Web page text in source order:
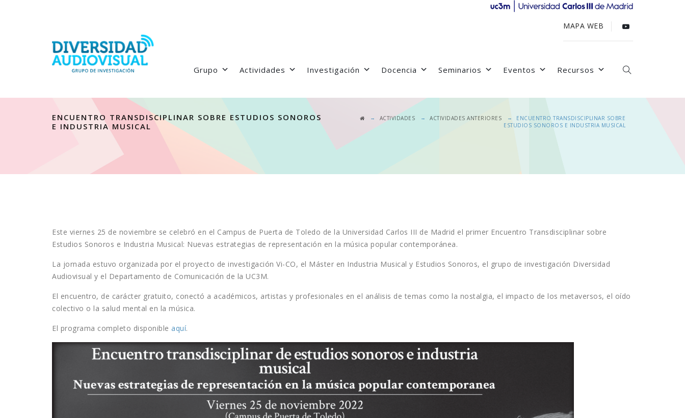
MAPA WEB
Grupo Actividades Investigación Docencia Seminarios Eventos Recursos
ENCUENTRO TRANSDISCIPLINAR SOBRE ESTUDIOS SONOROS
E INDUSTRIA MUSICAL
→ ACTIVIDADES → ACTIVIDADES ANTERIORES →
ENCUENTRO TRANSDISCIPLINAR SOBRE
ESTUDIOS SONOROS E INDUSTRIA MUSICAL
Este viernes 25 de noviembre se celebró en el Campus de Puerta de Toledo de la Universidad Carlos III de Madrid el primer Encuentro Transdisciplinar sobre
Estudios Sonoros e Industria Musical: Nuevas estrategias de representación en la música popular contemporánea.
La jornada estuvo organizada por el proyecto de investigación Vi-CO, el Máster en Industria Musical y Estudios Sonoros, el grupo de investigación Diversidad
Audiovisual y el Departamento de Comunicación de la UC3M.
El encuentro, de carácter gratuito, conectó a académicos, artistas y profesionales en el análisis de temas como la nostalgia, el impacto de los metaversos, el oído
colectivo o la salud mental en la música.
El programa completo disponible aquí.